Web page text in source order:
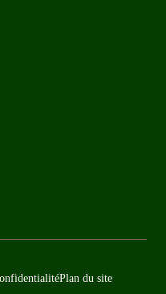
Plan du site